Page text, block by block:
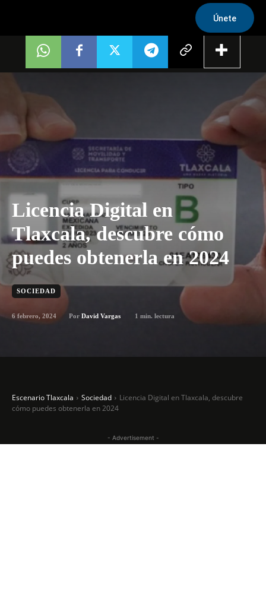
Únete
Licencia Digital en
Tlaxcala, descubre cómo
puedes obtenerla en 2024
SOCIEDAD
6 febrero, 2024 Por David Vargas 1 min. lectura
Escenario Tlaxcala Sociedad
Licencia Digital en Tlaxcala, descubre
cómo puedes obtenerla en 2024
- Advertisement -